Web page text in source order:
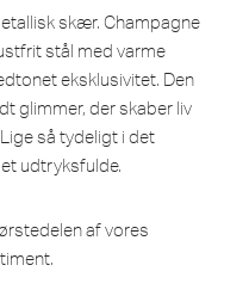
skær. Champagne
stål med varme
eksklusivitet. Den
glimmer, der skaber liv
så tydeligt i det
udtryksfulde.
af ​​vores